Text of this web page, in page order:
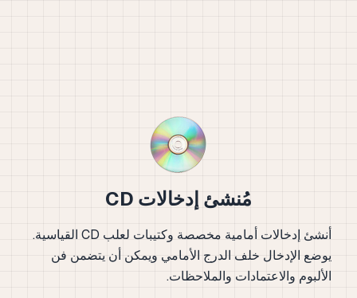
مُنشئ إدخالات CD
أنشئ إدخالات أمامية مخصصة وكتيبات لعلب CD القياسية.
يوضع الإدخال خلف الدرج الأمامي ويمكن أن يتضمن فن
الألبوم والاعتمادات والملاحظات.